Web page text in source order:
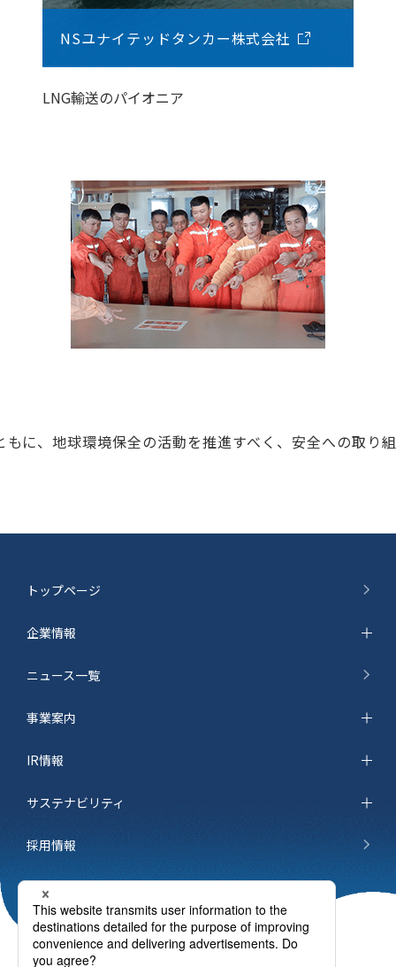
NSユナイテッドタンカー株式会社
LNG輸送のパイオニア
に、地球環境保全の活動を推進すべく、安全への取り
トップページ
企業情報
ニュース一覧
事業案内
IR情報
サステナビリティ
採用情報